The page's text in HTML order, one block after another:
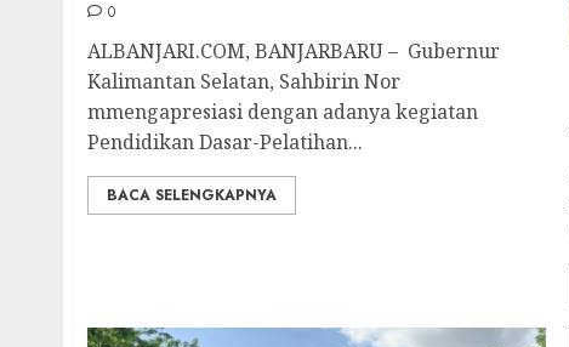
0
ALBANJARI.COM, BANJARBARU – Gubernur
Kalimantan Selatan, Sahbirin Nor
mmengapresiasi dengan adanya kegiatan
Pendidikan Dasar-Pelatihan...
BACA SELENGKAPNYA